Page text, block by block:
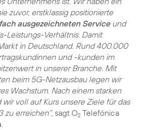
zuvor, erstklassig positionierte
ausgezeichneten Serviceund
Leistungs-Verhältnis. Damit
in Deutschland. Rund 400.000
und -kunden im
in unserer Branche. Mit
beim 5G-Netzausbau legen wir
Wachstum. Nach einem starken
voll auf Kurs unsere Ziele für das
zu erreichen“, sagt O2 Telefónica
.